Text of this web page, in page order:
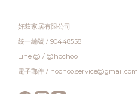
好萩家居有限公司
統一編號 / 90448558
Line @ / @hochoo
電子郵件 / hochoo.service@gmail.com